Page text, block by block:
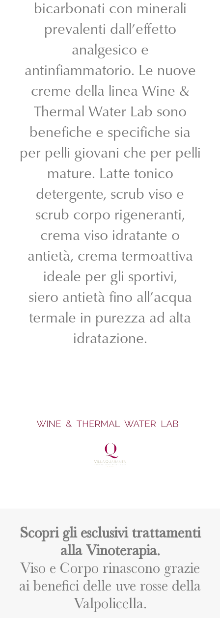
bicarbonati con minerali
prevalenti dall’effetto
analgesico e
antinfiammatorio. Le nuove
creme della linea Wine &
Thermal Water Lab sono
benefiche e specifiche sia
per pelli giovani che per pelli
mature. Latte tonico
detergente, scrub viso e
scrub corpo rigeneranti,
crema viso idratante o
antietà, crema termoattiva
ideale per gli sportivi,
siero antietà fino all’acqua
termale in purezza ad alta
idratazione.
Scopri gli esclusivi trattamenti
alla Vinoterapia.
Viso e Corpo rinascono grazie
ai benefici delle uve rosse della
Valpolicella.